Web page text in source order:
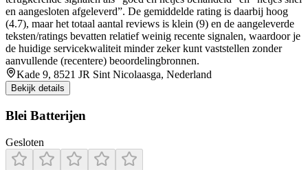
en aangesloten afgeleverd”. De gemiddelde rating is daarbij hoog
(4.7), maar het totaal aantal reviews is klein (9) en de aangeleverde
teksten/ratings bevatten relatief weinig recente signalen, waardoor je
de huidige servicekwaliteit minder zeker kunt vaststellen zonder
aanvullende (recentere) beoordelingbronnen.
Kade 9, 8521 JR Sint Nicolaasga, Nederland
Bekijk details
Blei Batterijen
Gesloten